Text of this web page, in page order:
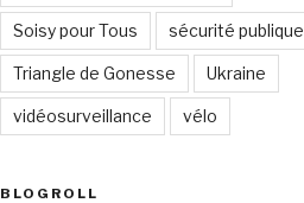
Soisy pour Tous sécurité publique
Triangle de Gonesse Ukraine
vidéosurveillance vélo
BLOGROLL